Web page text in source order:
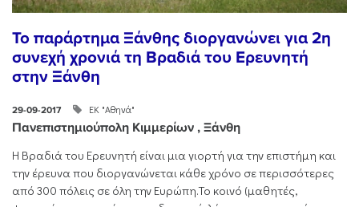
Το παράρτημα Ξάνθης διοργανώνει για 2η
συνεχή χρονιά τη Βραδιά του Ερευνητή
στην Ξάνθη
29-09-2017 ΕΚ "Αθηνά"
Πανεπιστημιούπολη Κιμμερίων , Ξάνθη
H Βραδιά του Ερευνητή είναι μια γιορτή για την επιστήμη και
την έρευνα που διοργανώνεται κάθε χρόνο σε περισσότερες
από 300 πόλεις σε όλη την Ευρώπη.Το κοινό (μαθητές,